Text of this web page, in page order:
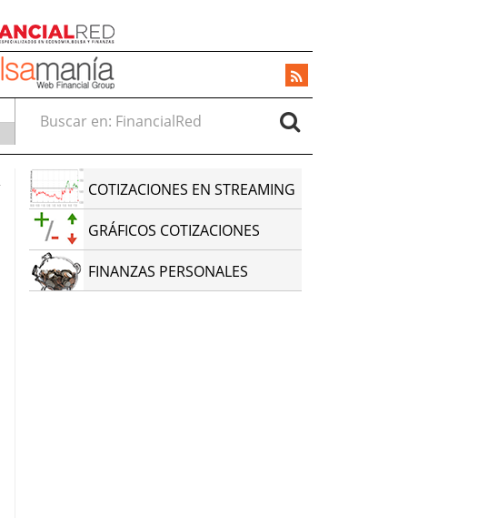
Buscar en:
COTIZACIONES EN STREAMING
GRÁFICOS COTIZACIONES
FINANZAS PERSONALES